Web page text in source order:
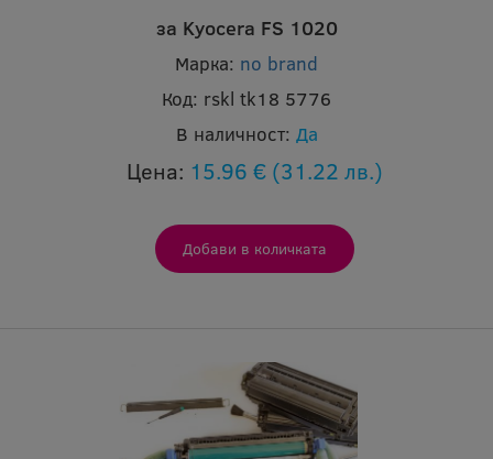
за Kyocera FS 1020
Марка: no brand
Код: rskl tk18 5776
В наличност: Да
Цена: 15.96 € (31.22 лв.)